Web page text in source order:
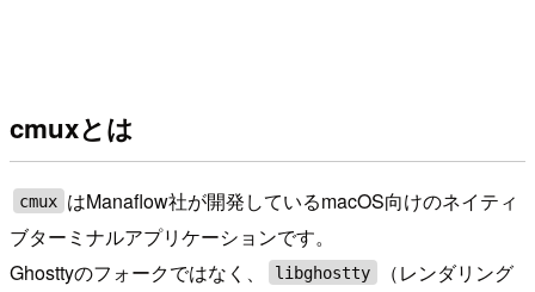
cmuxとは
cmux はManaflow社が開発しているmacOS向けのネイティ
ブターミナルアプリケーションです。
Ghosttyのフォークではなく、
libghostty
（レンダリング